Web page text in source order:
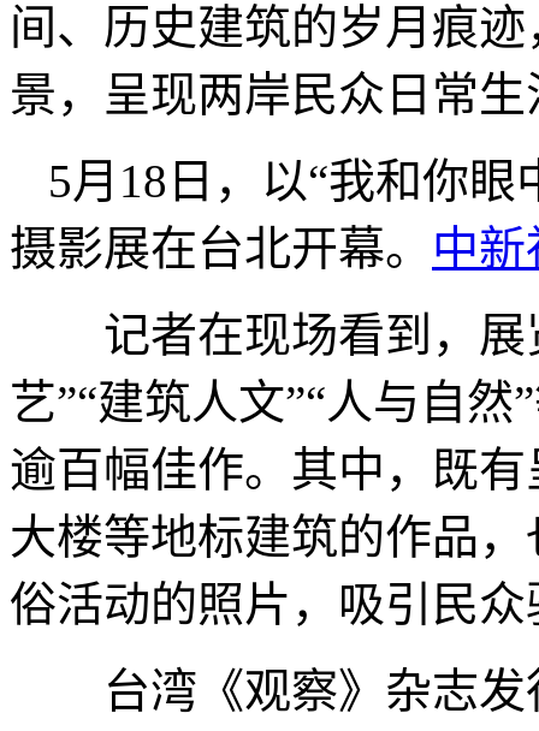
间、历史建筑的岁月痕
景，呈现两岸民众日常
5月18日，以“我和你
摄影展在台北开幕。 中新
记者在现场看到，展
艺”“建筑人文”“人与自
逾百幅佳作。其中，既
大楼等地标建筑的作品
俗活动的照片，吸引民
台湾《观察》杂志发